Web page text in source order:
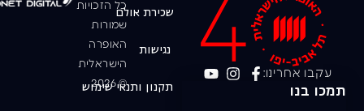
עקבו אחרינו:
תמכו בנו
כל הזכויות
שמורות
האופרה
הישראלית
© 2026
שכירת אולם
נגישות
תקנון ותנאי שימוש